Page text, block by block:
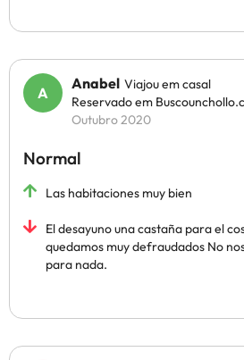
Anabel Viajou em casal
Reservado em
Outubro 2020
Normal
Las habitaciones muy bien
El desayuno una castaña para el
quedamos muy defraudados No
para nada.